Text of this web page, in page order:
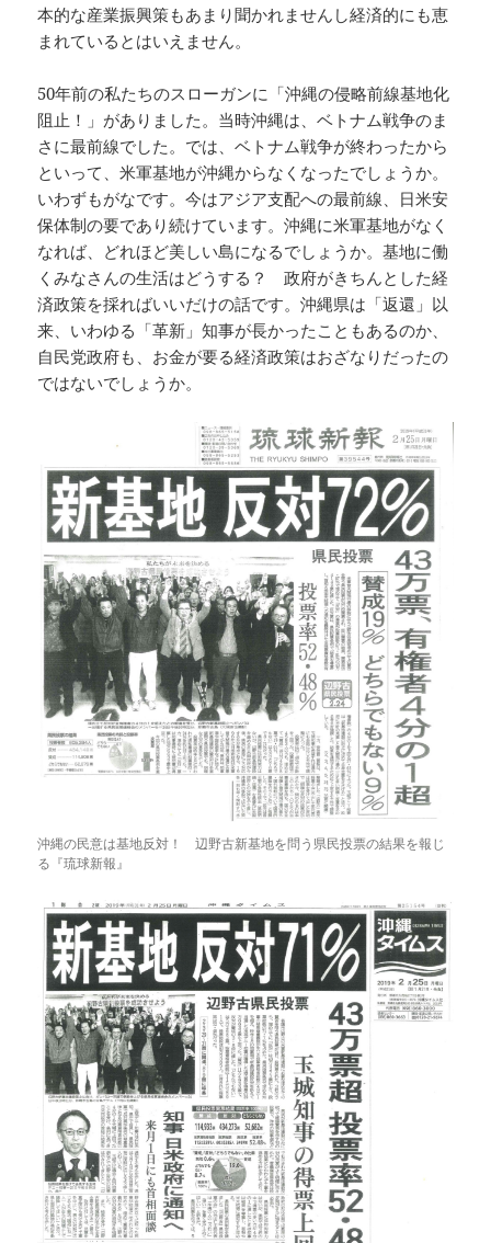
本的な産業振興策もあまり聞かれませんし経済的にも恵
まれているとはいえません。
50年前の私たちのスローガンに「沖縄の侵略前線基地化
阻止！」がありました。当時沖縄は、ベトナム戦争のま
さに最前線でした。では、ベトナム戦争が終わったから
といって、米軍基地が沖縄からなくなったでしょうか。
いわずもがなです。今はアジア支配への最前線、日米安
保体制の要であり続けています。沖縄に米軍基地がなく
なれば、どれほど美しい島になるでしょうか。基地に働
くみなさんの生活はどうする？ 政府がきちんとした経
済政策を採ればいいだけの話です。沖縄県は「返還」以
来、いわゆる「革新」知事が長かったこともあるのか、
自民党政府も、お金が要る経済政策はおざなりだったの
ではないでしょうか。
沖縄の民意は基地反対！ 辺野古新基地を問う県民投票の結果を報じ
る『琉球新報』